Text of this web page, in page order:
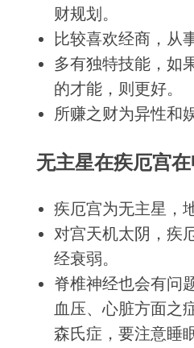
财规划。
比较喜欢经商，从
多有独特技能，如
的才能，则更好。
所赚之财为异性和
无主星在疾厄宫在
疾厄宫为无主星，
对宫天机太阴，疾
经衰弱。
脊椎神经也会有问
血压、心脏方面之
森氏症，要注意睡